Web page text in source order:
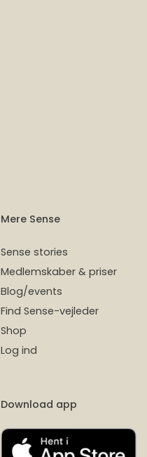
Mere Sense
Sense stories
Medlemskaber & priser
Blog/events
Find Sense-vejleder
Shop
Log ind
Download app